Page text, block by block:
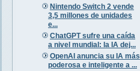
Nintendo Switch 2 vende
3,5 millones de unidades
e...
ChatGPT sufre una caída
a nivel mundial: la IA dej...
OpenAI anuncia su IA más
poderosa e inteligente a ...